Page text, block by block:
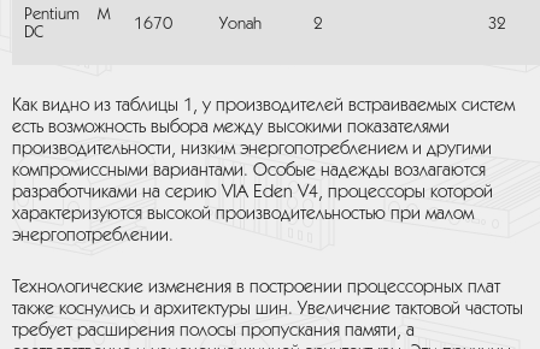
Pentium M
DC
1670 Yonah 2 32
Как видно из таблицы 1, у производителей встраиваемых систем
есть возможность выбора между высокими показателями
производительности, низким энергопотреблением и другими
компромиссными вариантами. Особые надежды возлагаются
разработчиками на серию VIA Eden V4, процессоры которой
характеризуются высокой производительностью при малом
энергопотреблении.
Технологические изменения в построении процессорных плат
также коснулись и архитектуры шин. Увеличение тактовой частоты
требует расширения полосы пропускания памяти, а